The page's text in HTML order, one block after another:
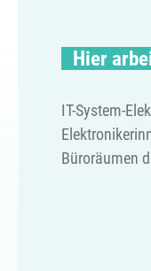
Hier
IT-System-
Büroräumen